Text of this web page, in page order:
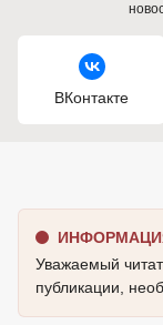
ВКонтакте
Уважаемый
публикации,